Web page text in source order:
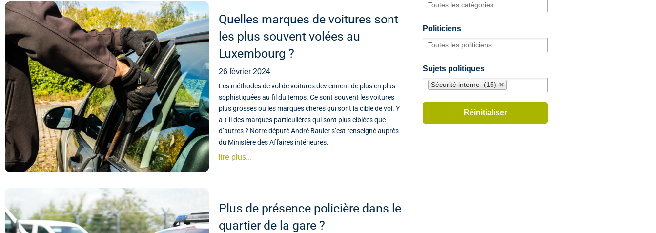
Quelles marques de voitures sont
les plus souvent volées au
Luxembourg ?
26 février 2024
Les méthodes de vol de voitures deviennent de plus en plus
sophistiquées au fil du temps. Ce sont souvent les voitures
plus grosses ou les marques chères qui sont la cible de vol. Y
a-t-il des marques particulières qui sont plus ciblées que
d’autres ? Notre député André Bauler s’est renseigné auprès
du Ministère des Affaires intérieures.
lire plus...
Plus de présence policière dans le
quartier de la gare ?
Politiciens
Sujets politiques
Sécurité interne (15)